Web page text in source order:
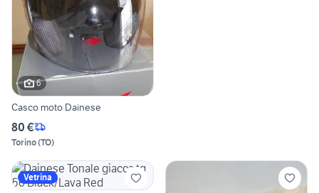
6
Casco moto Dainese
80 €
Torino(TO)
Vetrina